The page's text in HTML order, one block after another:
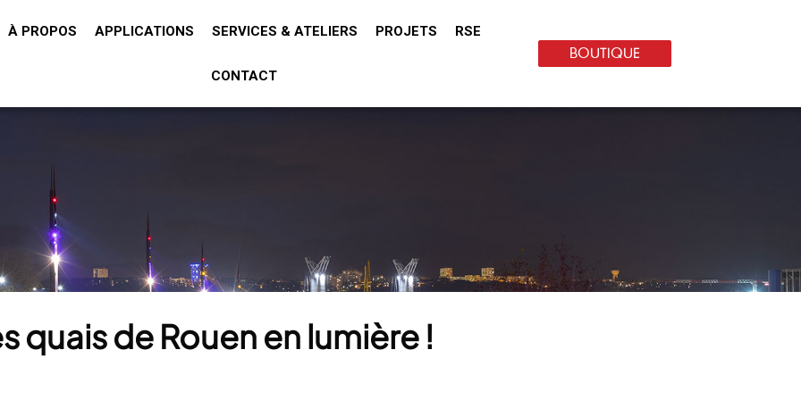
À PROPOS APPLICATIONS SERVICES & ATELIERS PROJETS RSE
CONTACT
BOUTIQUE
quais de Rouen en lumière !